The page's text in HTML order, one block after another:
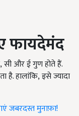
फायदेमंद
सी और ई गुण होते हैं.
है. हालांकि,इसे ज्यादा
जबरदस्त मुनाफ़ा!